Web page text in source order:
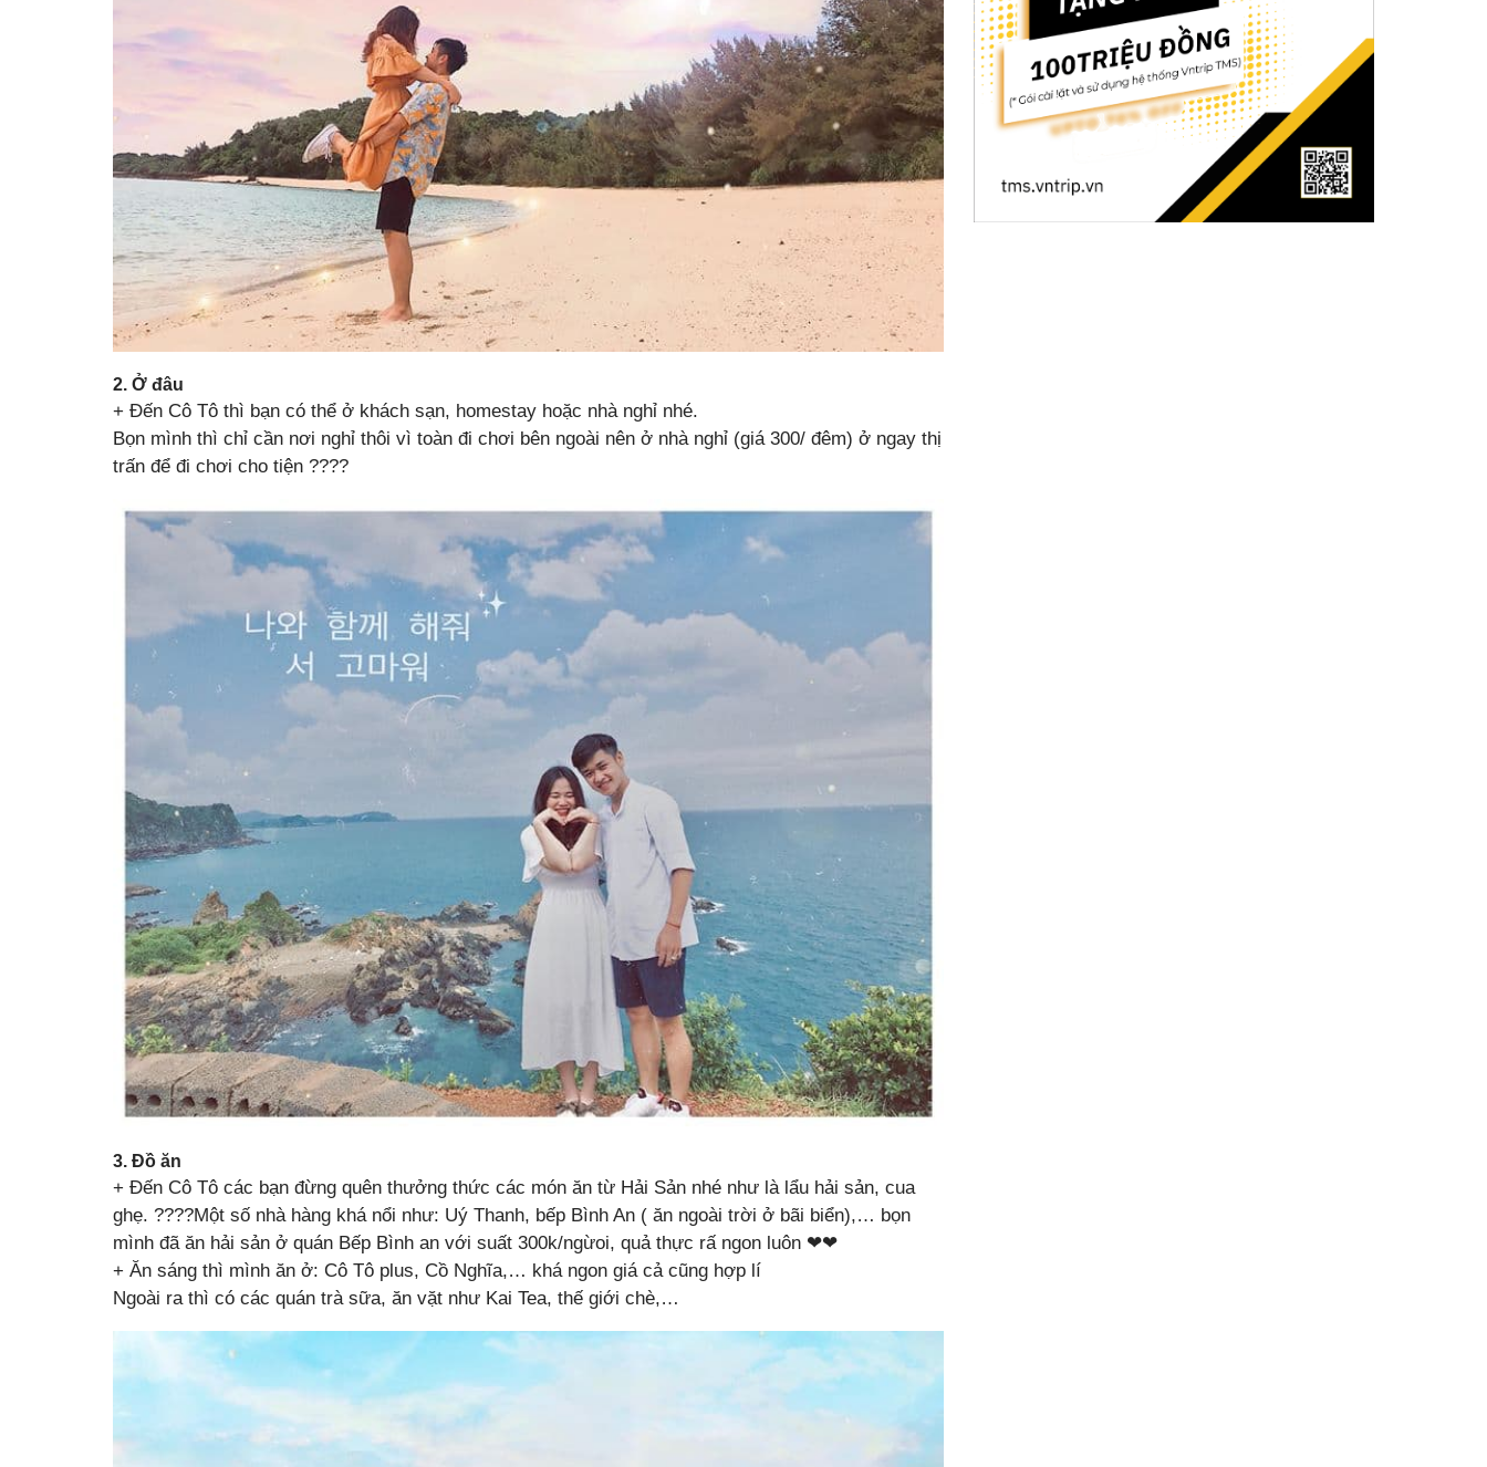
2. Ở đâu
+ Đến Cô Tô thì bạn có thể ở khách sạn, homestay hoặc nhà nghỉ nhé.
Bọn mình thì chỉ cần nơi nghỉ thôi vì toàn đi chơi bên ngoài nên ở nhà nghỉ (giá 300/ đêm) ở ngay thị
trấn để đi chơi cho tiện ????
3. Đồ ăn
+ Đến Cô Tô các bạn đừng quên thưởng thức các món ăn từ Hải Sản nhé như là lẩu hải sản, cua
ghẹ. ????Một số nhà hàng khá nổi như: Uý Thanh, bếp Bình An ( ăn ngoài trời ở bãi biển),… bọn
mình đã ăn hải sản ở quán Bếp Bình an với suất 300k/ngừoi, quả thực rấ ngon luôn ❤️❤️
+ Ăn sáng thì mình ăn ở: Cô Tô plus, Cồ Nghĩa,… khá ngon giá cả cũng hợp lí
Ngoài ra thì có các quán trà sữa, ăn vặt như Kai Tea, thế giới chè,…